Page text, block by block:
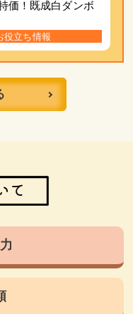
価！既成白ダンボ
役立ち情報
て